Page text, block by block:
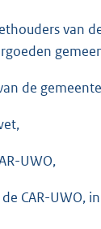
van
de
UWO,
CAR-UWO,